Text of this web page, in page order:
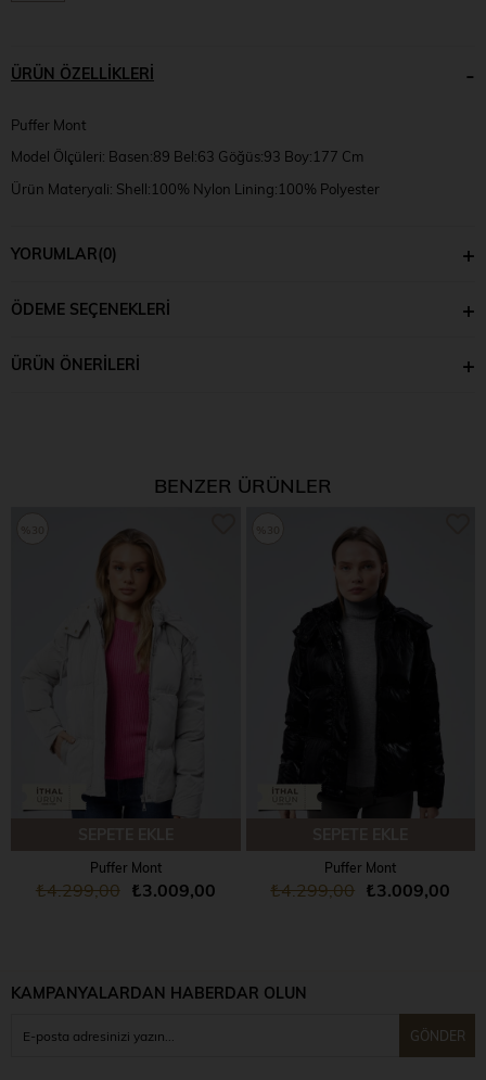
ÜRÜN ÖZELLIKLERI
Puffer Mont
Model Ölçüleri: Basen:89 Bel:63 Göğüs:93 Boy:177 Cm
Ürün Materyali: Shell:100% Nylon Lining:100% Polyester
YORUMLAR(0)
ÖDEME SEÇENEKLERI
ÜRÜN ÖNERILERI
BENZER ÜRÜNLER
Puffer Mont
₺3.009,00
₺4.299,00
Puffer Mont
₺3.009,00
₺4.299,00
KAMPANYALARDAN HABERDAR OLUN
GÖNDER